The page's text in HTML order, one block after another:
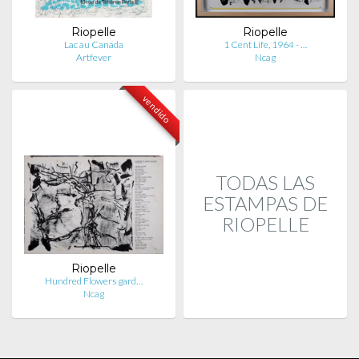
Riopelle
Lac au Canada
Artfever
Riopelle
1 Cent Life, 1964 - …
Ncag
vendido
Riopelle
Hundred Flowers gard…
Ncag
TODAS LAS
ESTAMPAS DE
RIOPELLE